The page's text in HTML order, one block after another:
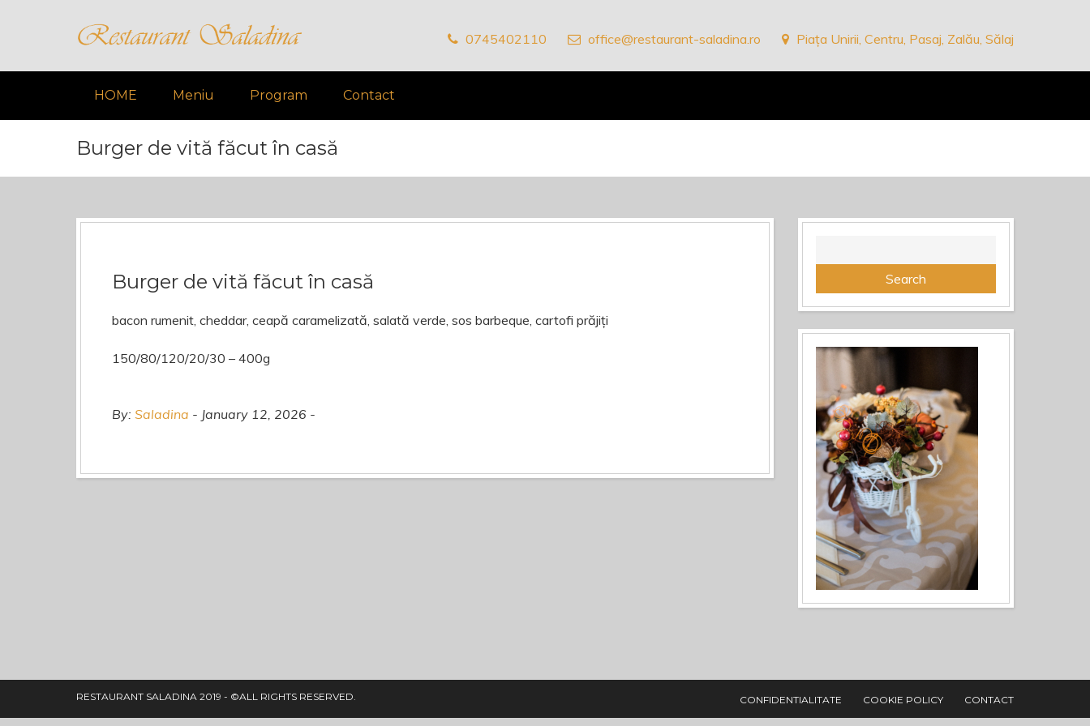
0745402110 office@restaurant-saladina.ro Piața Unirii, Centru, Pasaj, Zalău, Sălaj
HOME Meniu Program Contact
Burger de vită făcut în casă
Burger de vită făcut în casă
bacon rumenit, cheddar, ceapă caramelizată, salată verde, sos barbeque, cartofi prăjiți
150/80/120/20/30 – 400g
By: Saladina January 12, 2026
for:
RESTAURANT SALADINA 2019 - ©ALL RIGHTS RESERVED. CONFIDENTIALITATE COOKIE POLICY CONTACT